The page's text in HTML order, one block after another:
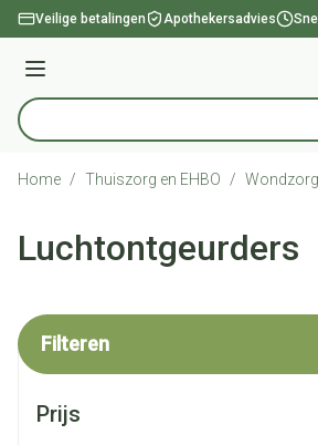
Ga naar de inhoud
Veilige betalingen Apothekersadvies
Menu
Product, merk, categorie...
Home / Thuiszorg en EHBO / Wondzorg
Luchtontgeurders
Filteren
Prijs